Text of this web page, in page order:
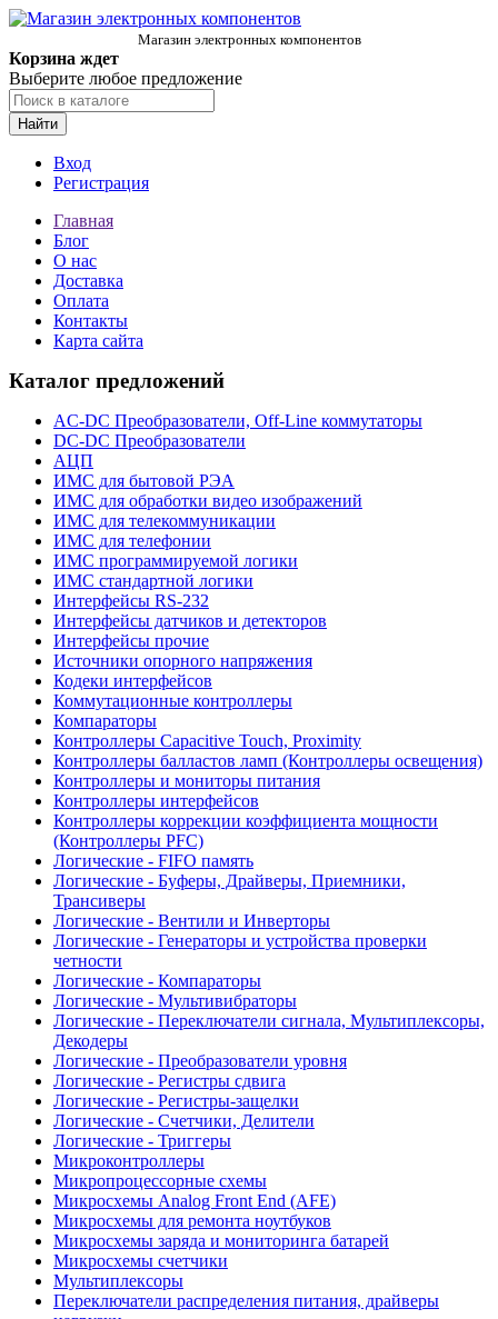
Магазин электронных компонентов
Корзина ждет
Выберите любое предложение
Найти
Вход
Регистрация
Главная
Блог
О нас
Доставка
Оплата
Контакты
Карта сайта
Каталог предложений
AC-DC Преобразователи, Off-Line коммутаторы
DC-DC Преобразователи
АЦП
ИМС для бытовой РЭА
ИМС для обработки видео изображений
ИМС для телекоммуникации
ИМС для телефонии
ИМС программируемой логики
ИМС стандартной логики
Интерфейсы RS-232
Интерфейсы датчиков и детекторов
Интерфейсы прочие
Источники опорного напряжения
Кодеки интерфейсов
Коммутационные контроллеры
Компараторы
Контроллеры Capacitive Touch, Proximity
Контроллеры балластов ламп (Контроллеры освещения)
Контроллеры и мониторы питания
Контроллеры интерфейсов
Контроллеры коррекции коэффициента мощности
(Контроллеры PFC)
Логические - FIFO память
Логические - Буферы, Драйверы, Приемники,
Трансиверы
Логические - Вентили и Инверторы
Логические - Генераторы и устройства проверки
четности
Логические - Компараторы
Логические - Мультивибраторы
Логические - Переключатели сигнала, Мультиплексоры,
Декодеры
Логические - Преобразователи уровня
Логические - Регистры сдвига
Логические - Регистры-защелки
Логические - Счетчики, Делители
Логические - Триггеры
Микроконтроллеры
Микропроцессорные схемы
Микросхемы Analog Front End (AFE)
Микросхемы для ремонта ноутбуков
Микросхемы заряда и мониторинга батарей
Микросхемы счетчики
Мультиплексоры
Переключатели распределения питания, драйверы